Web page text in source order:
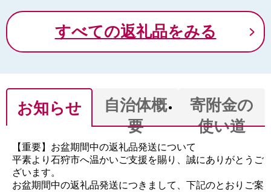
すべての返礼品をみる
お知らせ
【重要】お盆期間中の返礼品発送について
平素より石狩市へ温かいご支援を賜り、誠にありがとうご
ざいます。
お盆期間中の返礼品発送につきまして、下記のとおりご案
自治体概
要
寄附金の
使い道